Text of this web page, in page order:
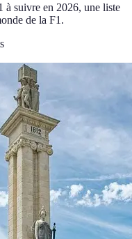
à suivre en 2026, une liste
de la F1.